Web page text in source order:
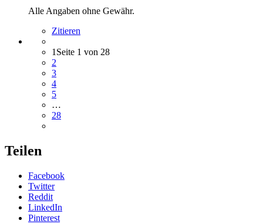
Alle Angaben ohne Gewähr.
Zitieren
1 Seite 1 von 28
2
3
4
5
…
28
Teilen
Facebook
Twitter
Reddit
LinkedIn
Pinterest